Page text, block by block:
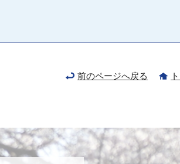
前のページへ戻る